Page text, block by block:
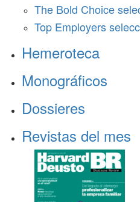
The Bold Choice
Top Employers
Hemeroteca
Monográficos
Dossieres
Revistas del mes